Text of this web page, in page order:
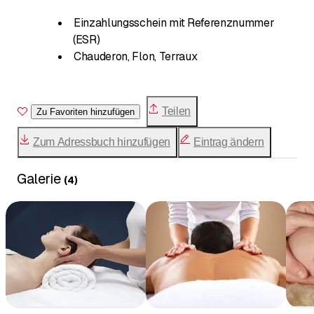
Einzahlungsschein mit Referenznummer
(ESR)
Chauderon, Flon, Terraux
Zu Favoriten hinzufügen Teilen
Zum Adressbuch hinzufügen Eintrag ändern
Galerie (4)